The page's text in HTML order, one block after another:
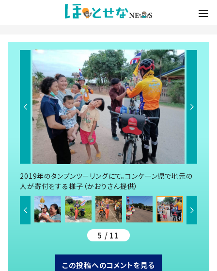
2019年のタンブンツーリングにて。コンケーン県で地元の
人が寄付をする様子（かおりさん提供）
5 / 11
この投稿へのコメントを見る